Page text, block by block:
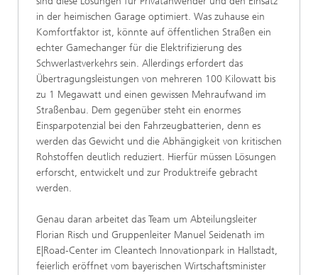
in der heimischen Garage optimiert. Was zuhause ein
Komfortfaktor ist, könnte auf öffentlichen Straßen ein
echter Gamechanger für die Elektrifizierung des
Schwerlastverkehrs sein. Allerdings erfordert das
Übertragungsleistungen von mehreren 100 Kilowatt bis
zu 1 Megawatt und einen gewissen Mehraufwand im
Straßenbau. Dem gegenüber steht ein enormes
Einsparpotenzial bei den Fahrzeugbatterien, denn es
werden das Gewicht und die Abhängigkeit von kritischen
Rohstoffen deutlich reduziert. Hierfür müssen Lösungen
erforscht, entwickelt und zur Produktreife gebracht
werden.
Genau daran arbeitet das Team um Abteilungsleiter
Florian Risch und Gruppenleiter Manuel Seidenath im
E|Road-Center im Cleantech Innovationpark in Hallstadt,
feierlich eröffnet vom bayerischen Wirtschaftsminister